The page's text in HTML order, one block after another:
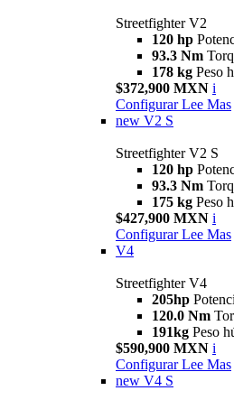
Streetfighter V2
120 hp
93.3 Nm
178 kg Peso
$372,900 MXN i
Configurar Lee Mas
new V2 S
Streetfighter V2 S
120 hp
93.3 Nm
175 kg Peso
$427,900 MXN i
Configurar Lee Mas
V4
Streetfighter V4
205hp
120.0 Nm
191kg Peso
$590,900 MXN i
Configurar Lee Mas
new V4 S